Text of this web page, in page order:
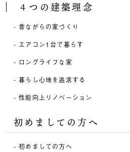
４つの建築理念
昔ながらの家づくり
エアコン1台で暮らす
ロングライフな家
暮らし心地を追求する
性能向上リノベーション
初めましての方へ
初めましての方へ